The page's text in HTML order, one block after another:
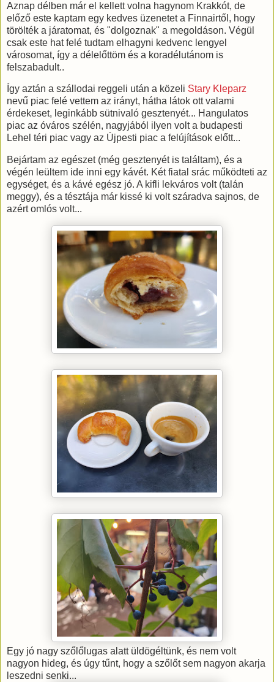
Aznap délben már el kellett volna hagynom Krakkót, de
előző este kaptam egy kedves üzenetet a Finnairtől, hogy
törölték a járatomat, és "dolgoznak" a megoldáson. Végül
csak este hat felé tudtam elhagyni kedvenc lengyel
városomat, így a délelőttöm és a koradélutánom is
felszabadult..
Így aztán a szállodai reggeli után a közeli Stary Kleparz
nevű piac felé vettem az irányt, hátha látok ott valami
érdekeset, leginkább sütnivaló gesztenyét... Hangulatos
piac az óváros szélén, nagyjából ilyen volt a budapesti
Lehel téri piac vagy az Újpesti piac a felújítások előtt...
Bejártam az egészet (még gesztenyét is találtam), és a
végén leültem ide inni egy kávét. Két fiatal srác működteti az
egységet, és a kávé egész jó. A kifli lekváros volt (talán
meggy), és a tésztája már kissé ki volt száradva sajnos, de
azért omlós volt...
Egy jó nagy szőlőlugas alatt üldögéltünk, és nem volt
nagyon hideg, és úgy tűnt, hogy a szőlőt sem nagyon akarja
leszedni senki...